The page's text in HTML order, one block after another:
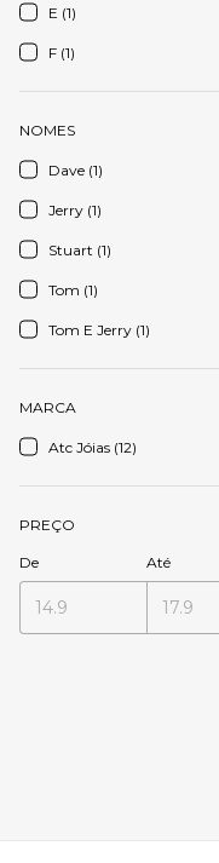
E (1)
F (1)
NOMES
Dave (1)
Jerry (1)
Stuart (1)
Tom (1)
Tom E Jerry (1)
MARCA
Atc Jóias (12)
PREÇO
De Até